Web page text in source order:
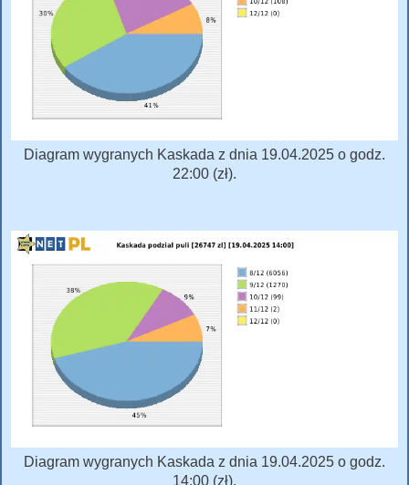
Diagram wygranych Kaskada z dnia 19.04.2025 o godz.
22:00 (zł).
Diagram wygranych Kaskada z dnia 19.04.2025 o godz.
14:00 (zł).